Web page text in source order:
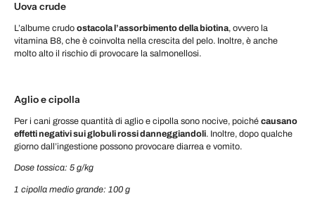
Uova crude
L’albume crudo ostacola l’assorbimento della biotina, ovvero la
vitamina B8, che è coinvolta nella crescita del pelo. Inoltre, è anche
molto alto il rischio di provocare la salmonellosi.
Aglio e cipolla
Per i cani grosse quantità di aglio e cipolla sono nocive, poiché causano
effetti negativi sui globuli rossi danneggiandoli. Inoltre, dopo qualche
giorno dall’ingestione possono provocare diarrea e vomito.
Dose tossica: 5 g/kg
1 cipolla medio grande: 100 g